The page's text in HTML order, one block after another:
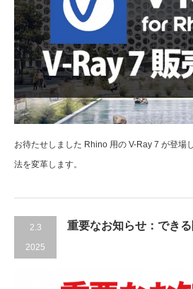
お待たせしました Rhino 用の V-Ray 7 が登場
法を変革します。
2.3
2025
重要なお知らせ：でき